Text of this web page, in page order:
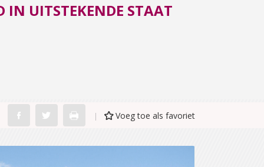
IN UITSTEKENDE STAAT
Voeg toe als favoriet